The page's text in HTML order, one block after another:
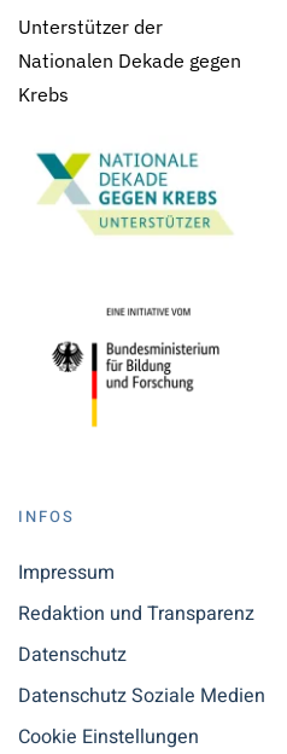
Unterstützer der
Nationalen Dekade gegen
Krebs
INFOS
Impressum
Redaktion und Transparenz
Datenschutz
Datenschutz Soziale Medien
Cookie Einstellungen